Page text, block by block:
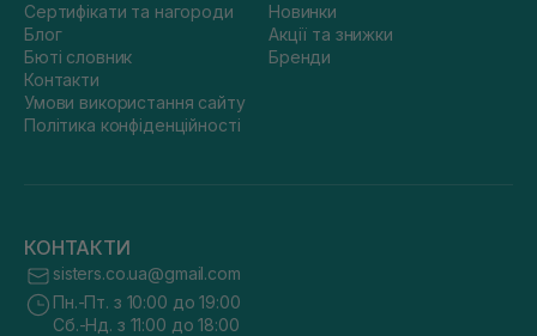
Сертифікати та нагороди
Блог
Бюті словник
Контакти
Умови використання сайту
Політика конфіденційності
Новинки
Акції та знижки
Бренди
КОНТАКТИ
sisters.co.ua@gmail.com
Пн.-Пт. з 10:00 до 19:00
Сб.-Нд. з 11:00 до 18:00